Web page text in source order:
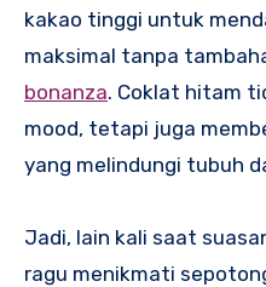
kakao tinggi untuk
maksimal tanpa
bonanza. Coklat hitam
mood, tetapi juga
yang melindungi tubuh
Jadi, lain kali saat
ragu menikmati